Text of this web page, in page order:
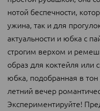
нотой беспечности,
ужина, так и для
актуальности и юбка с
строгим верхом и
образ для коктейля или
юбка, подобранная в тон
летний вечер
Экспериментируйте!